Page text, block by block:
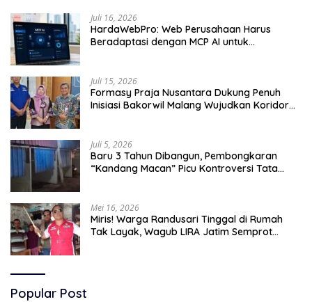
Juli 16, 2026
HardaWebPro: Web Perusahaan Harus
Beradaptasi dengan MCP AI untuk
Juli 15, 2026
Formasy Praja Nusantara Dukung Penuh
Inisiasi Bakorwil Malang Wujudkan Koridor
Juli 5, 2026
Baru 3 Tahun Dibangun, Pembongkaran
“Kandang Macan” Picu Kontroversi Tata
Mei 16, 2026
Miris! Warga Randusari Tinggal di Rumah
Tak Layak, Wagub LIRA Jatim Semprot
Popular Post